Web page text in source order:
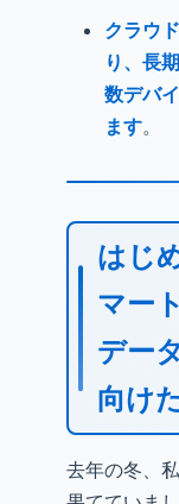
クラウ
り、長
数デバ
ます。
はじ
マー
デー
向け
去年の冬、